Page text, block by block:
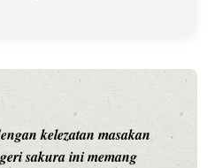
kelezatan masakan
sakura ini memang